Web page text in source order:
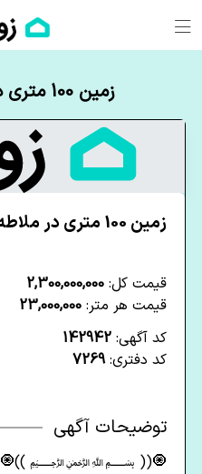
زمین 100 متری در ملاطه اشنویه
زمین 100 متری در ملاطه اشنویه
قیمت کل: 2,300,000,000
قیمت هر متر: 23,000,000
کد آگهی: 142942
کد دفتری:7269
توضیحات آگهی
🧿(( ﷽ ))🧿